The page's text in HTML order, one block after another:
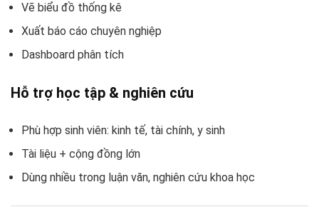
Vẽ biểu đồ thống kê
Xuất báo cáo chuyên nghiệp
Dashboard phân tích
Hỗ trợ học tập & nghiên cứu
Phù hợp sinh viên: kinh tế, tài chính, y sinh
Tài liệu + cộng đồng lớn
Dùng nhiều trong luận văn, nghiên cứu khoa học